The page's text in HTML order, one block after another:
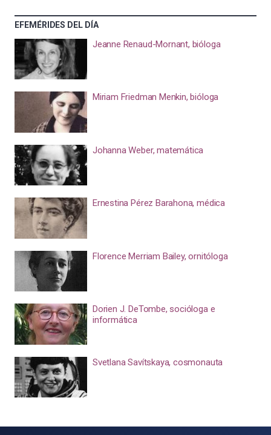
EFEMÉRIDES DEL DÍA
Jeanne Renaud-Mornant, bióloga
Miriam Friedman Menkin, bióloga
Johanna Weber, matemática
Ernestina Pérez Barahona, médica
Florence Merriam Bailey, ornitóloga
Dorien J. DeTombe, socióloga e
informática
Svetlana Savítskaya, cosmonauta